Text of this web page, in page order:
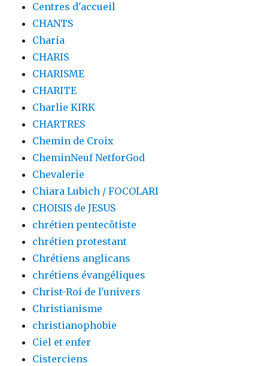
Centres d'accueil
CHANTS
Charia
CHARIS
CHARISME
CHARITE
Charlie KIRK
CHARTRES
Chemin de Croix
CheminNeuf NetforGod
Chevalerie
Chiara Lubich / FOCOLARI
CHOISIS de JESUS
chrétien pentecôtiste
chrétien protestant
Chrétiens anglicans
chrétiens évangéliques
Christ-Roi de l'univers
Christianisme
christianophobie
Ciel et enfer
Cisterciens